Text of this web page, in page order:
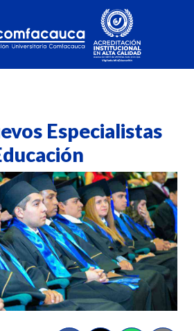
Especialistas